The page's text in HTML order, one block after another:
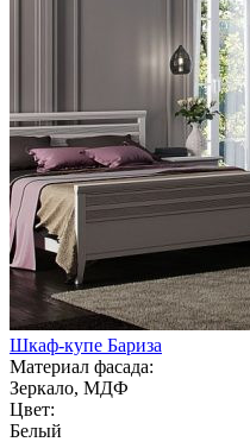
Шкаф-купе Бариза
Материал фасада:
Зеркало, МДФ
Цвет:
Белый